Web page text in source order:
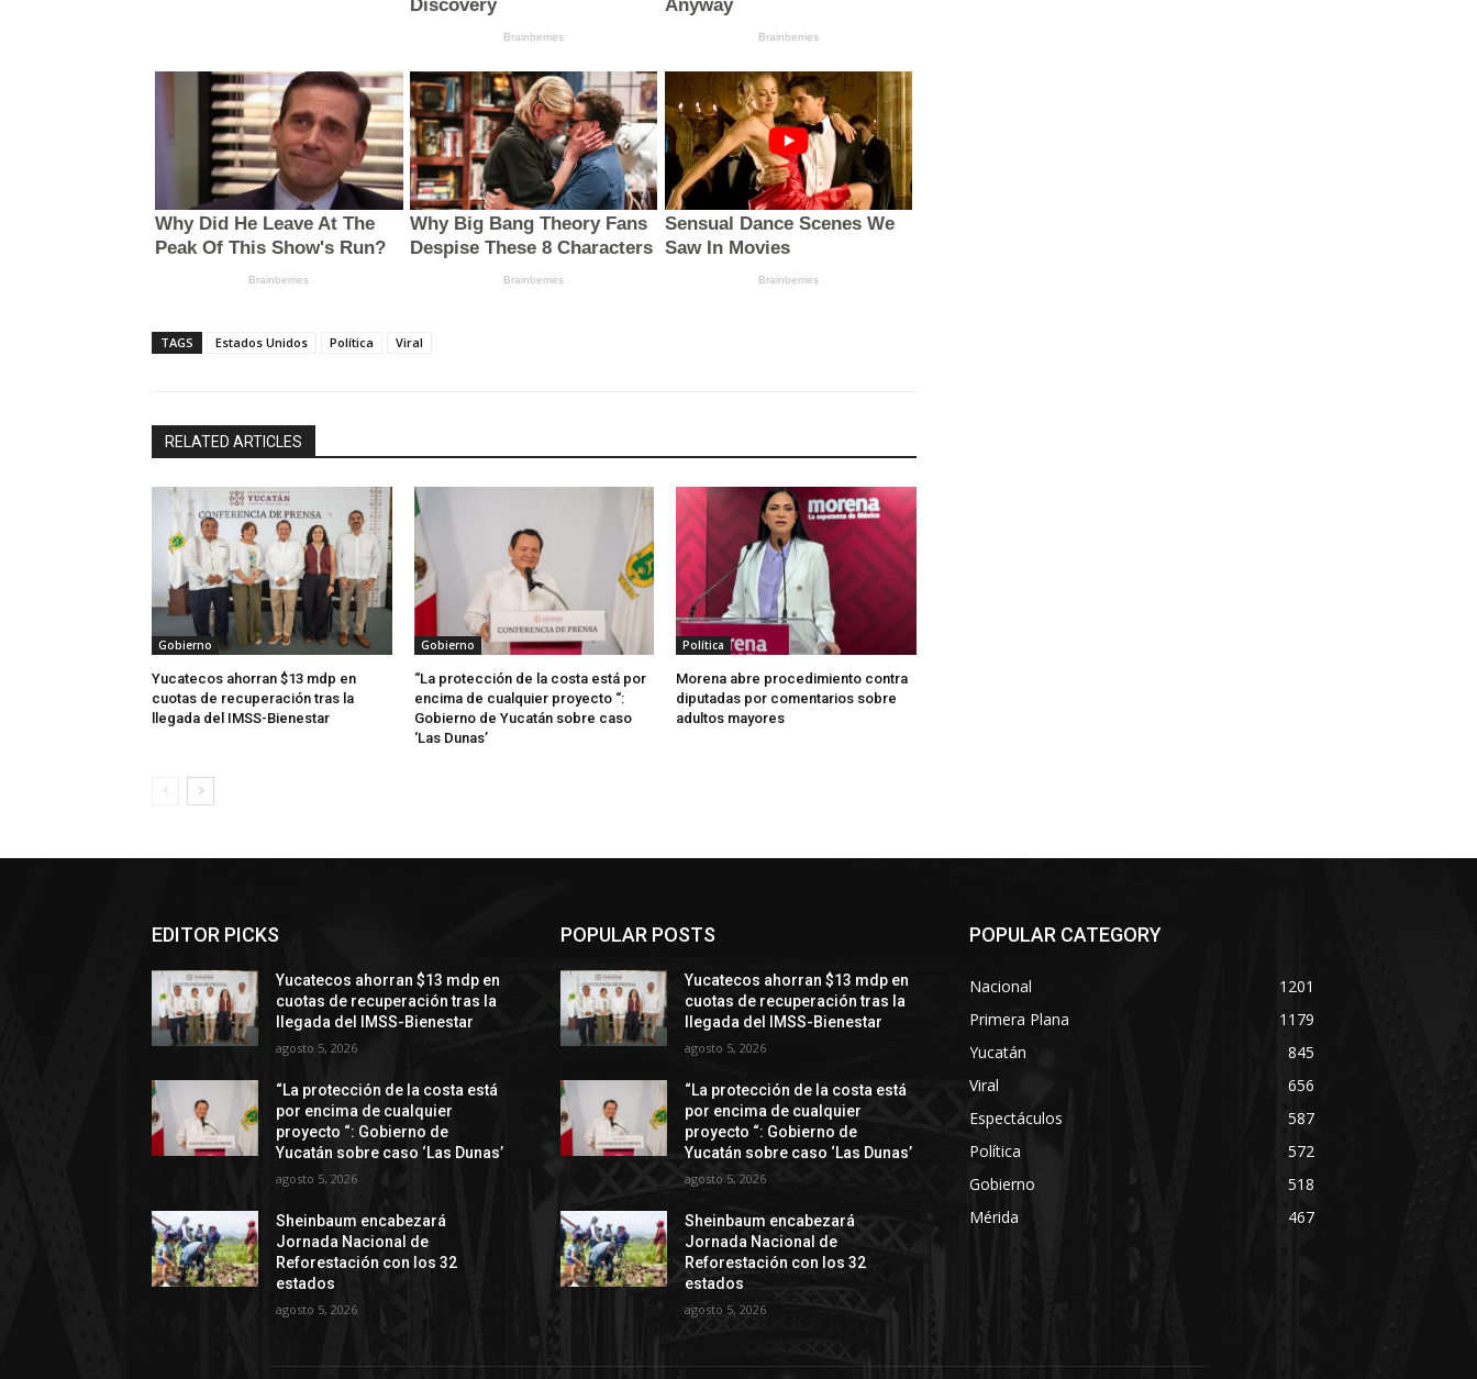
TAGS Estados Unidos Política Viral
RELATED ARTICLES
Gobierno
Yucatecos ahorran $13 mdp en
cuotas de recuperación tras la
llegada del IMSS-Bienestar
Gobierno
“La protección de la costa está por
encima de cualquier proyecto “:
Gobierno de Yucatán sobre caso
‘Las Dunas’
Política
Morena abre procedimiento contra
diputadas por comentarios sobre
adultos mayores
EDITOR PICKS
Yucatecos ahorran $13 mdp en
cuotas de recuperación tras la
llegada del IMSS-Bienestar
agosto 5, 2026
“La protección de la costa está
por encima de cualquier
proyecto “: Gobierno de
Yucatán sobre caso ‘Las Dunas’
agosto 5, 2026
Sheinbaum encabezará
Jornada Nacional de
Reforestación con los 32
estados
agosto 5, 2026
POPULAR POSTS
Yucatecos ahorran $13 mdp en
cuotas de recuperación tras la
llegada del IMSS-Bienestar
agosto 5, 2026
“La protección de la costa está
por encima de cualquier
proyecto “: Gobierno de
Yucatán sobre caso ‘Las Dunas’
agosto 5, 2026
Sheinbaum encabezará
Jornada Nacional de
Reforestación con los 32
estados
agosto 5, 2026
POPULAR CATEGORY
Nacional
1201
Primera Plana
1179
Yucatán
845
Viral
656
Espectáculos
587
Política
572
Gobierno
518
Mérida
467